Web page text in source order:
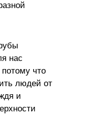
нас
что
людей от
и